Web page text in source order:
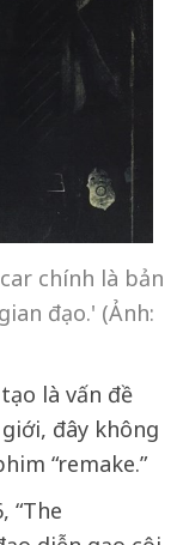
chính là bản
đạo.' (Ảnh:
là vấn đề
đây không
“remake.”
“The